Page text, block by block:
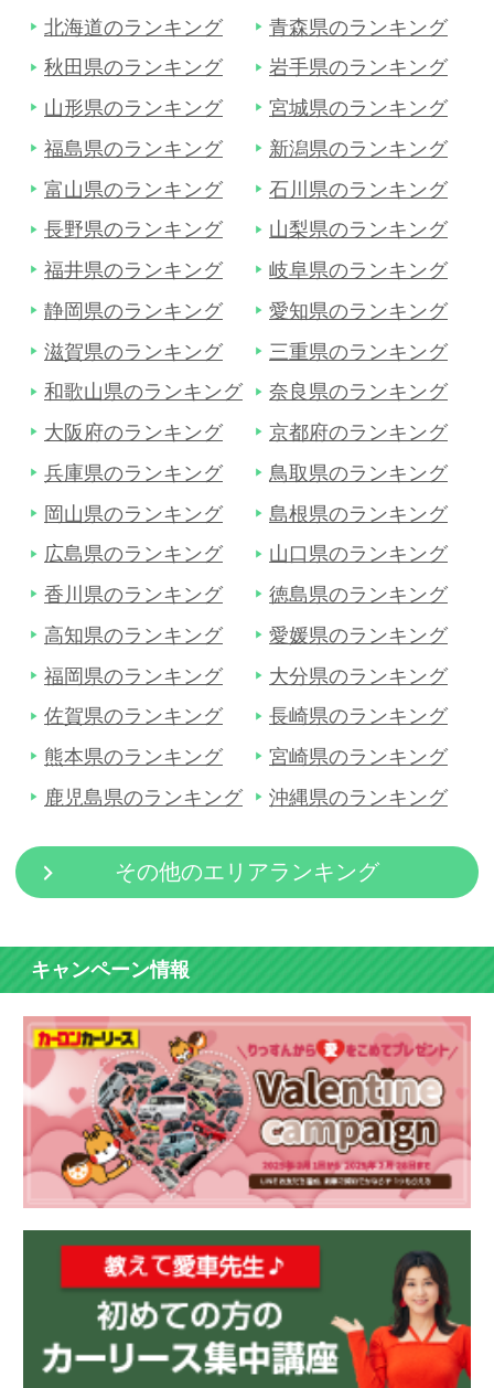
北海道のランキング
青森県のランキング
秋田県のランキング
岩手県のランキング
山形県のランキング
宮城県のランキング
福島県のランキング
新潟県のランキング
富山県のランキング
石川県のランキング
長野県のランキング
山梨県のランキング
福井県のランキング
岐阜県のランキング
静岡県のランキング
愛知県のランキング
滋賀県のランキング
三重県のランキング
和歌山県のランキング
奈良県のランキング
大阪府のランキング
京都府のランキング
兵庫県のランキング
鳥取県のランキング
岡山県のランキング
島根県のランキング
広島県のランキング
山口県のランキング
香川県のランキング
徳島県のランキング
高知県のランキング
愛媛県のランキング
福岡県のランキング
大分県のランキング
佐賀県のランキング
長崎県のランキング
熊本県のランキング
宮崎県のランキング
鹿児島県のランキング
沖縄県のランキング
その他のエリアランキング
キャンペーン情報